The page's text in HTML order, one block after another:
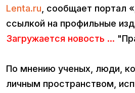
Lenta.ru, сообщает портал
ссылкой на профильные
Загружается новость ...
По мнению ученых, люди,
личным пространством,